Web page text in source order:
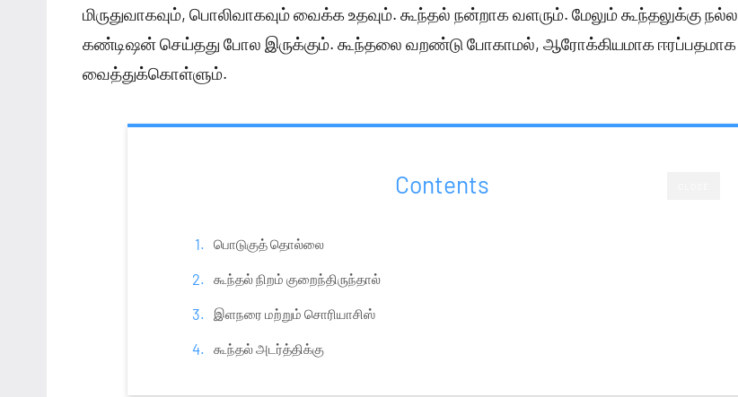
மிருதுவாகவும், பொலிவாகவும் வைக்க உதவும். கூந்தல் நன்றாக வளரும். மேலும் கூந்தலுக்கு நல்ல
கண்டிஷன் செய்தது போல இருக்கும். கூந்தலை வறண்டு போகாமல், ஆரோக்கியமாக ஈரப்பதமாக
வைத்துக்கொள்ளும்.
Contents
பொடுகுத் தொல்லை
கூந்தல் நிறம் குறைந்திருந்தால்
இளநரை மற்றும் சொரியாசிஸ்
கூந்தல் அடர்த்திக்கு